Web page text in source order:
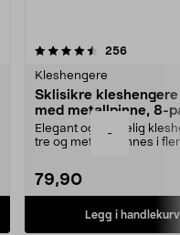
-
256
Kleshengere
Sklisikre
med metallpinne, 8-
Elegant og skikkelig
tre og metall – finnes i
79,90
Legg i handlekurv
4.5av 5 stjerner